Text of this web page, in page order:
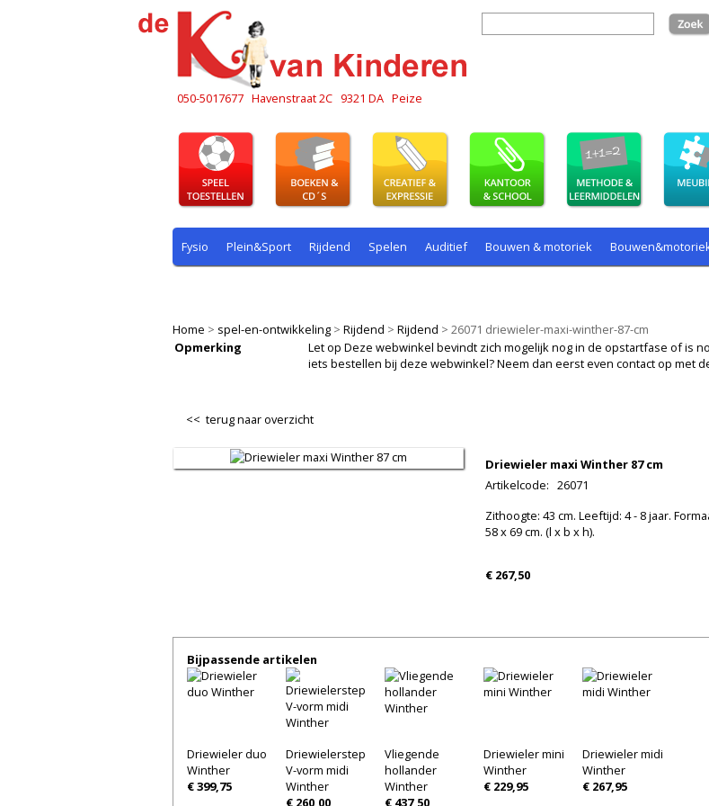
050-5017677 Havenstraat 2C 9321 DA Peize
Fysio Plein&Sport Rijdend Spelen Auditief Bouwen & motoriek
Home > spel-en-ontwikkeling > Rijdend > Rijdend > 26071 driewieler-maxi-winther-87-cm
Opmerking
Let op Deze webwinkel bevindt zich mogelijk nog in de opstartfase of is
iets bestellen bij deze webwinkel? Neem dan eerst even contact op met
<< terug naar overzicht
Driewieler maxi Winther 87 cm
Artikelcode: 26071
Zithoogte: 43 cm. Leeftijd: 4 - 8 jaar.
58 x 69 cm. (l x b x h).
€ 267,50
Bijpassende artikelen
Driewieler duo
Winther
€ 399,75
Driewielerstep
V-vorm midi
Winther
€ 260,00
Vliegende
hollander
Winther
€ 437,50
Driewieler mini
Winther
€ 229,95
Driewieler midi
Winther
€ 267,95